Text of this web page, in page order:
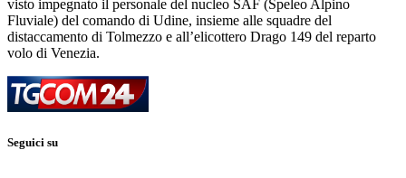
visto impegnato il personale del nucleo SAF (Speleo Alpino
Fluviale) del comando di Udine, insieme alle squadre del
distaccamento di Tolmezzo e all’elicottero Drago 149 del reparto
volo di Venezia.
Seguici su